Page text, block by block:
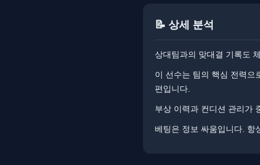
📝 상세 분석
상대팀과의 맞대결 기록도
이 선수는 팀의 핵심 전력으
편입니다.
부상 이력과 컨디션 관리가
베팅은 정보 싸움입니다. ​​항